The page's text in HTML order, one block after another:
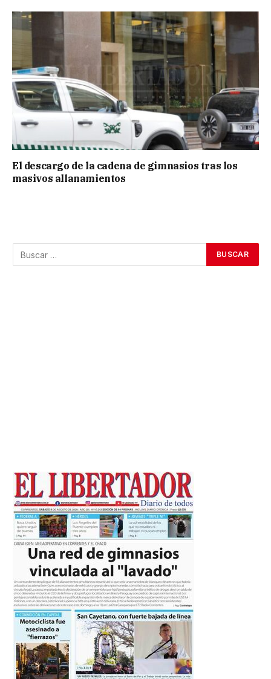
El descargo de la cadena de gimnasios tras los
masivos allanamientos